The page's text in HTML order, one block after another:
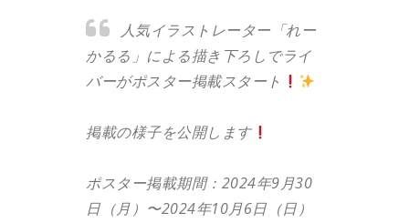
人気イラストレーター「れー
かるる」による描き下ろしでライ
バーがポスター掲載スタート
掲載の様子を公開します
ポスター掲載期間：2024年9月30
日（月）〜2024年10月6日（日）